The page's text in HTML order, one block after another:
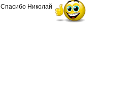
Спасибо Николай